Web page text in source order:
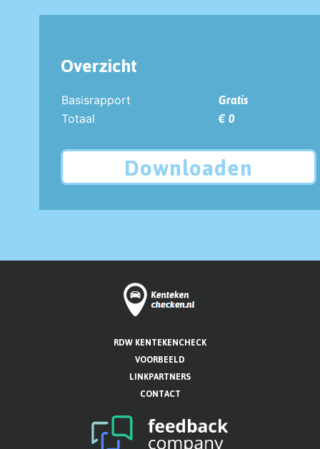
Overzicht
Basisrapport
Gratis
Totaal
€ 0
Downloaden
RDW KENTEKENCHECK
VOORBEELD
LINKPARTNERS
CONTACT